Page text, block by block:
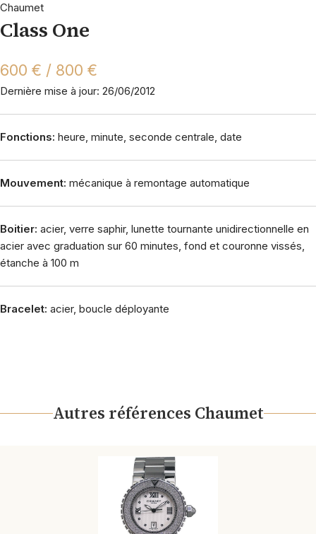
Chaumet
Class One
600 € / 800 €
Dernière mise à jour: 26/06/2012
Fonctions: heure, minute, seconde centrale, date
Mouvement: mécanique à remontage automatique
Boitier: acier, verre saphir, lunette tournante unidirectionnelle en
acier avec graduation sur 60 minutes, fond et couronne vissés,
étanche à 100 m
Bracelet: acier, boucle déployante
Autres références Chaumet